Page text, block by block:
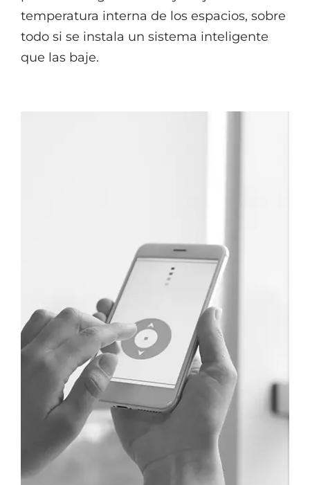
temperatura interna de los espacios, sobre
todo si se instala un sistema inteligente
que las baje.